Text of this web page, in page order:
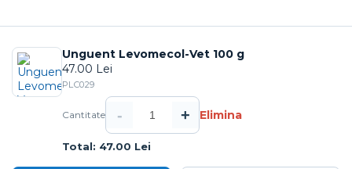
Unguent Levomecol-Vet 100 g
47.00 Lei
PLC029
Cantitate - + Elimina
Total: 47.00 Lei